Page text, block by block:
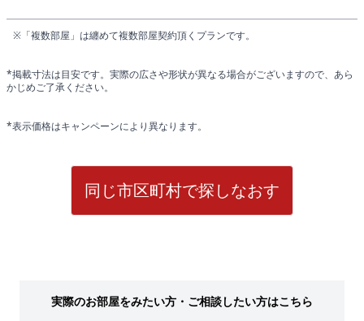
※「複数部屋」は纏めて複数部屋契約頂くプランです。
*掲載寸法は目安です。実際の広さや形状が異なる場合がございますので、あら
かじめご了承ください。
*表示価格はキャンペーンにより異なります。
同じ市区町村で探しなおす
実際のお部屋をみたい方・ご相談したい方はこちら